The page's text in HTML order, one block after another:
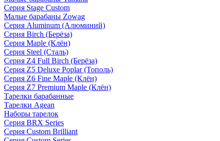
Серия Stage Custom
Малые барабаны Zowag
Серия Aluminum (Алюминий)
Серия Birch (Берёза)
Серия Maple (Клён)
Серия Steel (Сталь)
Серия Z4 Full Birch (Берёза)
Серия Z5 Deluxe Poplar (Тополь)
Серия Z6 Fine Maple (Клён)
Серия Z7 Premium Maple (Клён)
Тарелки барабанные
Тарелки Agean
Наборы тарелок
Серия BRX Series
Серия Custom Brilliant